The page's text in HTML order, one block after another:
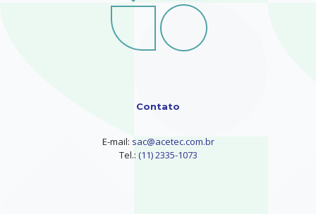
Contato
E-mail: sac@acetec.com.br
Tel.: (11) 2335-1073